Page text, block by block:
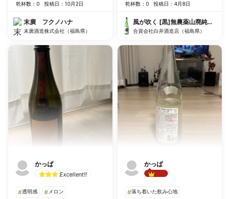
乾杯数：0 投稿日：10月2日
末廣 フクノハナ
末廣酒造株式会社（福島県）
かっぱ
Excellent!!
#透明感 # メロン
乾杯数：0 投稿日：4月8日
風が吹く [黒]無農薬山廃純米生酒
合資会社白井酒造店（福島県）
かっぱ
#落ち着いた飲み心地